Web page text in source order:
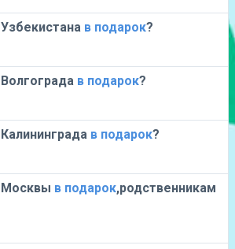
Узбекистана в подарок?
Волгограда в подарок?
Калининграда в подарок?
Москвы в подарок,родственникам